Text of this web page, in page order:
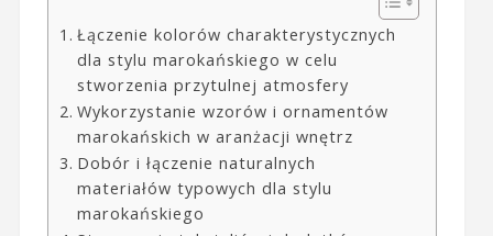
Łączenie kolorów charakterystycznych
dla stylu marokańskiego w celu
stworzenia przytulnej atmosfery
Wykorzystanie wzorów i ornamentów
marokańskich w aranżacji wnętrz
Dobór i łączenie naturalnych
materiałów typowych dla stylu
marokańskiego